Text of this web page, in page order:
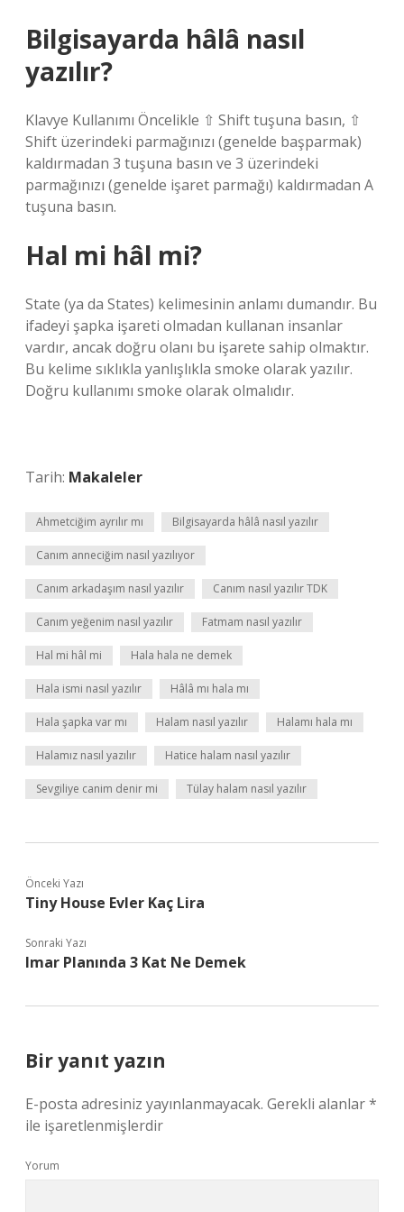
Bilgisayarda hâlâ nasıl
yazılır?
Klavye Kullanımı Öncelikle ⇧ Shift tuşuna basın, ⇧
Shift üzerindeki parmağınızı (genelde başparmak)
kaldırmadan 3 tuşuna basın ve 3 üzerindeki
parmağınızı (genelde işaret parmağı) kaldırmadan A
tuşuna basın.
Hal mi hâl mi?
State (ya da States) kelimesinin anlamı dumandır. Bu
ifadeyi şapka işareti olmadan kullanan insanlar
vardır, ancak doğru olanı bu işarete sahip olmaktır.
Bu kelime sıklıkla yanlışlıkla smoke olarak yazılır.
Doğru kullanımı smoke olarak olmalıdır.
Tarih: Makaleler
Ahmetciğim ayrılır mı Bilgisayarda hâlâ nasıl yazılır
Canım anneciğim nasıl yazılıyor
Canım arkadaşım nasıl yazılır Canım nasıl yazılır TDK
Canım yeğenim nasıl yazılır Fatmam nasıl yazılır
Hal mi hâl mi Hala hala ne demek
Hala ismi nasıl yazılır Hâlâ mı hala mı
Hala şapka var mı Halam nasıl yazılır Halamı hala mı
Halamız nasıl yazılır Hatice halam nasıl yazılır
Sevgiliye canim denir mi Tülay halam nasıl yazılır
Önceki Yazı
Tiny House Evler Kaç Lira
Sonraki Yazı
Imar Planında 3 Kat Ne Demek
Bir yanıt yazın
E-posta adresiniz yayınlanmayacak. Gerekli alanlar*
ile işaretlenmişlerdir
Yorum